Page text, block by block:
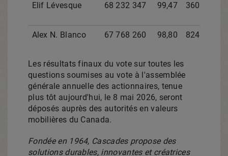
Elif Lévesque 68 232 347 99,47 360 710
Alex N. Blanco 67 768 260 98,80 824 947
Les résultats finaux du vote sur toutes les
questions soumises au vote à l'assemblée
générale annuelle des actionnaires, tenue
plus tôt aujourd'hui, le 8 mai 2026, seront
déposés auprès des autorités en valeurs
mobilières du Canada.
Fondée en 1964, Cascades propose des
solutions durables, innovantes et créatrices